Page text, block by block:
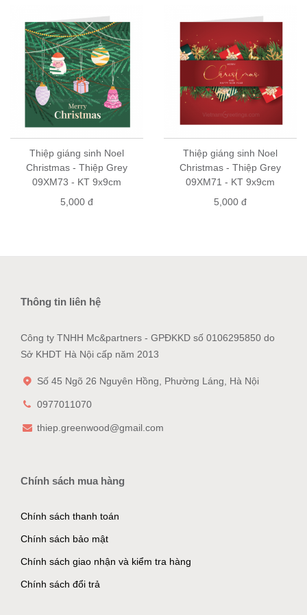
Thiệp giáng sinh Noel
Christmas - Thiệp Grey
09XM73 - KT 9x9cm
5,000 đ
Thiệp giáng sinh Noel
Christmas - Thiệp Grey
09XM71 - KT 9x9cm
5,000 đ
Thông tin liên hệ
Công ty TNHH Mc&partners - GPĐKKD số 0106295850 do
Sở KHDT Hà Nội cấp năm 2013
Số 45 Ngõ 26 Nguyên Hồng, Phường Láng, Hà Nội
0977011070
thiep.greenwood@gmail.com
Chính sách mua hàng
Chính sách thanh toán
Chính sách bảo mật
Chính sách giao nhận và kiểm tra hàng
Chính sách đổi trả